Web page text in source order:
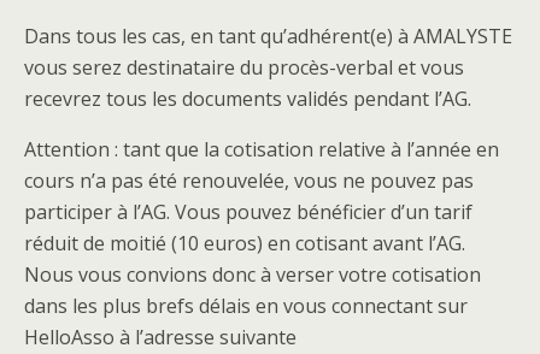
Dans tous les cas, en tant qu’adhérent(e) à AMALYSTE
vous serez destinataire du procès-verbal et vous
recevrez tous les documents validés pendant l’AG.
Attention : tant que la cotisation relative à l’année en
cours n’a pas été renouvelée, vous ne pouvez pas
participer à l’AG. Vous pouvez bénéficier d’un tarif
réduit de moitié (10 euros) en cotisant avant l’AG.
Nous vous convions donc à verser votre cotisation
dans les plus brefs délais en vous connectant sur
HelloAsso à l’adresse suivante